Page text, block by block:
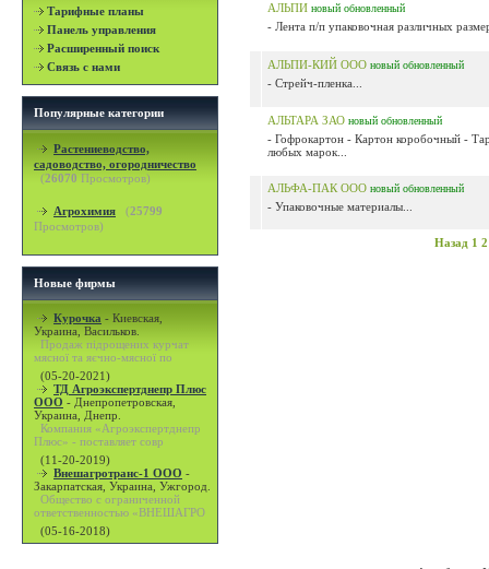
Тарифные планы
Панель управления
Расширенный поиск
Связь с нами
Популярные категории
Растениеводство,
садоводство, огородничество
(26070 Просмотров)
Агрохимия (25799
Просмотров)
Новые фирмы
Курочка - Киевская,
Украина, Васильков.
Продаж підрощених курчат
мясної та яєчно-мясної по
(05-20-2021)
ТД Агроэкспертднепр Плюс
ООО - Днепропетровская,
Украина, Днепр.
Компания «Агроэкспертднепр
Плюс» - поставляет совр
(11-20-2019)
Внешагротранс-1 ООО -
Закарпатская, Украина, Ужгород.
Общество с ограниченной
ответственностью «ВНЕШАГРО
(05-16-2018)
АЛЬПИ новый обновленный
- Лента п/п упаковочная различных
АЛЬПИ-КИЙ ООО новый обновленный
- Стрейч-пленка...
АЛЬТАРА ЗАО новый обновленный
- Гофрокартон - Картон коробочный -
любых марок...
АЛЬФА-ПАК ООО новый обновленный
- Упаковочные материалы...
Назад 1 2